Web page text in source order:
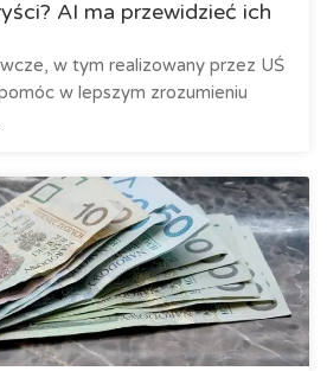
AI ma przewidzieć ich
w tym realizowany przez UŚ
w lepszym zrozumieniu